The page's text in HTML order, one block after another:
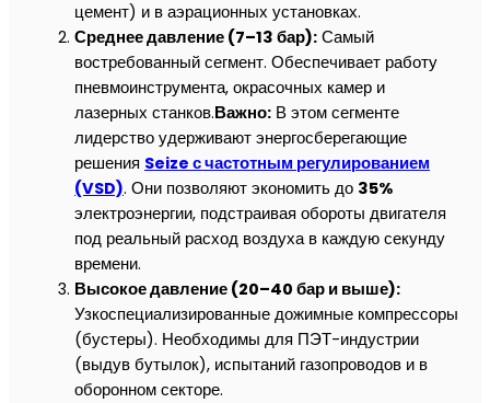
цемент) и в аэрационных установках.
Среднее давление (7–13 бар): Самый
востребованный сегмент. Обеспечивает работу
пневмоинструмента, окрасочных камер и
лазерных станков.Важно: В этом сегменте
лидерство удерживают энергосберегающие
решения Seize с частотным регулированием
(VSD). Они позволяют экономить до 35%
электроэнергии, подстраивая обороты двигателя
под реальный расход воздуха в каждую секунду
времени.
Высокое давление (20–40 бар и выше):
Узкоспециализированные дожимные компрессоры
(бустеры). Необходимы для ПЭТ-индустрии
(выдув бутылок), испытаний газопроводов и в
оборонном секторе.